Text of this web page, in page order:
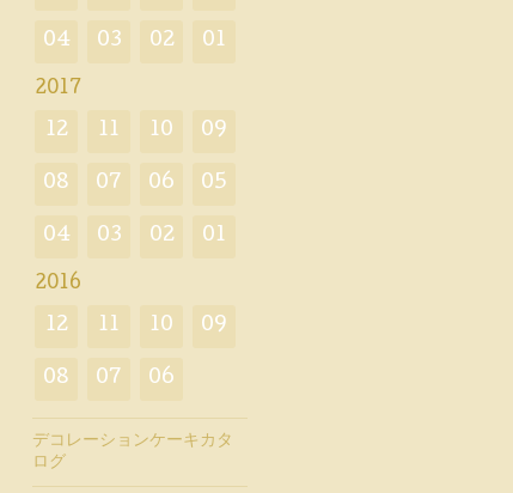
04 03 02 01
2017
12 11 10 09
08 07 06 05
04 03 02 01
2016
12 11 10 09
08 07 06
デコレーションケーキカタ
ログ